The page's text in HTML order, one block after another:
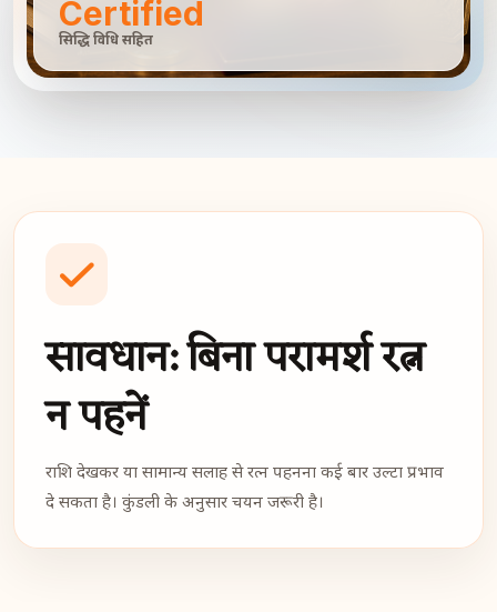
Certified
सिद्धि विधि सहित
सावधान: बिना परामर्श रत्न
न पहनें
राशि देखकर या सामान्य सलाह से रत्न पहनना कई बार उल्टा प्रभाव
दे सकता है। कुंडली के अनुसार चयन जरूरी है।